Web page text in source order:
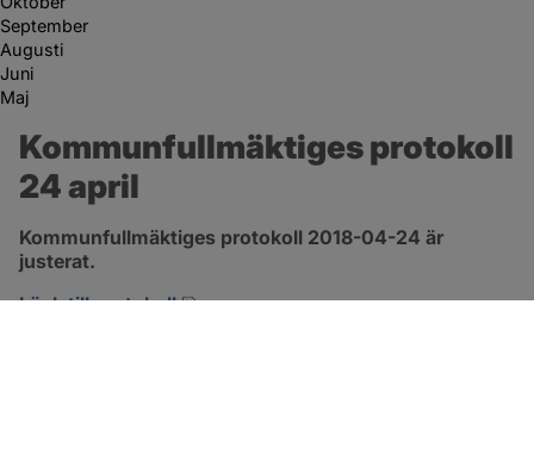
September
Augusti
Juni
Maj
Kommunfullmäktiges protokoll
24 april
Kommunfullmäktiges protokoll 2018-04-24 är
justerat.
Länk till protokoll
pdf, 2.9 MB, öppnas i nytt fönster.